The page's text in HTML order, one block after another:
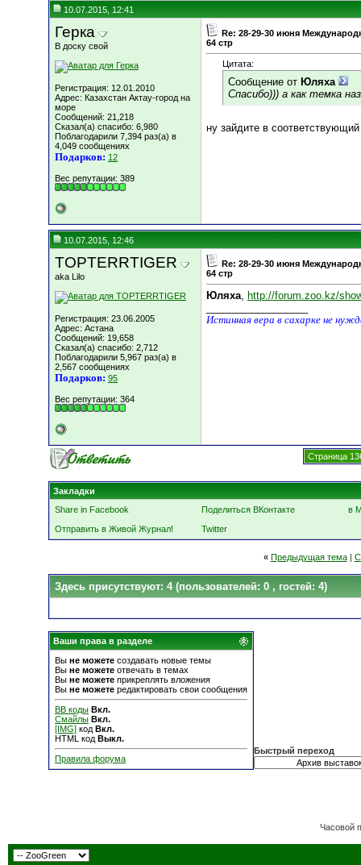
10.07.2015, 12:41
Герка
В доску свой
Регистрация: 12.01.2010
Адрес: Казахстан Актау-город на
море
Сообщений: 21,218
Сказал(а) спасибо: 6,980
Поблагодарили 7,394 раз(а) в
4,049 сообщениях
Подарков: 12
Вес репутации: 389
Re: 28-29-30 июня
64 стр
Цитата:
Сообщение от Юляха
Спасибо))) а как темка
ну зайдите в
10.07.2015, 12:46
TOPTERRTIGER
aka Lilo
Регистрация: 23.06.2005
Адрес: Астана
Сообщений: 19,658
Сказал(а) спасибо: 2,712
Поблагодарили 5,967 раз(а) в
2,567 сообщениях
Подарков: 95
Вес репутации: 364
Re: 28-29-30 июня
64 стр
Юляха, http://forum.zoo.kz/
Истинная вера в сахарке не
Страница
Закладки
Share in Facebook
Поделиться ВКонтакте
в
Отправить в Живой Журнал!
Twitter
« Предыдущая тема|
Здесь присутствуют: 4 (пользователей: 0 , гостей: 4)
Ваши права в разделе
Вы не можете создавать новые темы
Вы не можете отвечать в темах
Вы не можете прикреплять вложения
Вы не можете редактировать свои сообщения
BB коды Вкл.
Смайлы Вкл.
[IMG] код Вкл.
HTML код Выкл.
Правила форума
Быстрый переход
Часовой